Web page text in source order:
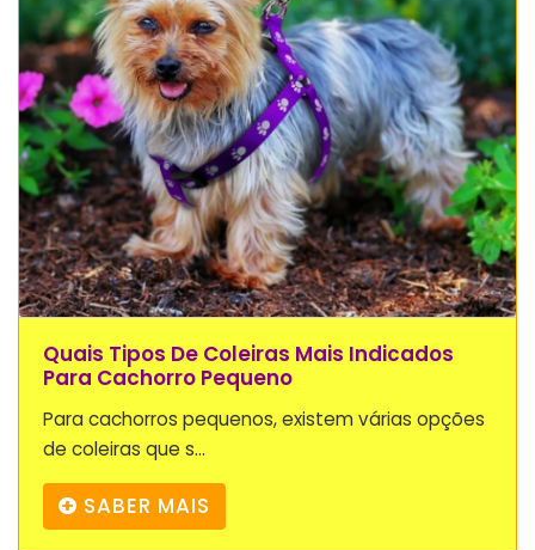
Quais Tipos De Coleiras Mais Indicados
Para Cachorro Pequeno
Para cachorros pequenos, existem várias opções
de coleiras que s...
SABER MAIS